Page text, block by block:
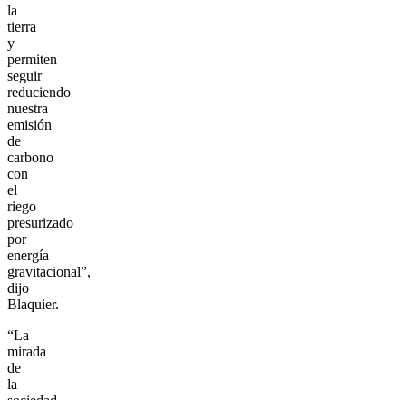
la
tierra
y
permiten
seguir
reduciendo
nuestra
emisión
de
carbono
con
el
riego
presurizado
por
energía
gravitacional”,
dijo
Blaquier.
“La
mirada
de
la